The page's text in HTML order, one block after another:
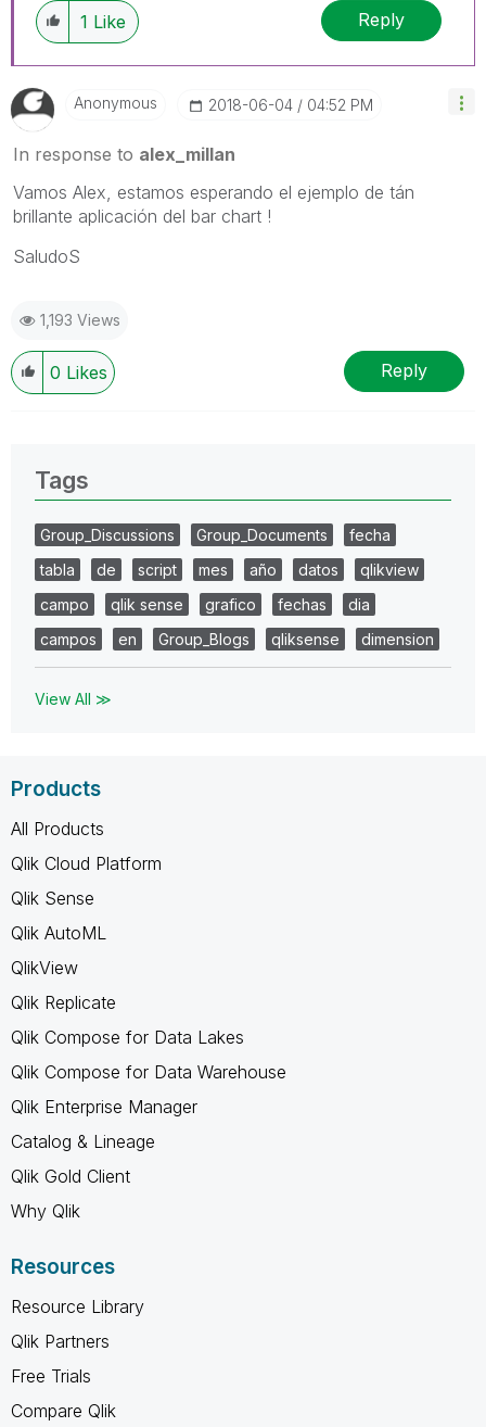
1 Like Reply
Anonymous ‎2018-06-04 04:52 PM
In response to alex_millan
Vamos Alex, estamos esperando el ejemplo de tán
brillante aplicación del bar chart !
SaludoS
1,193 Views
0 Likes Reply
Tags
Group_Discussions Group_Documents
fecha
tabla
de script mes año datos
qlikview
campo
qlik sense grafico fechas
dia
campos
en Group_Blogs qliksense dimension
View All ≫
Products
All Products
Qlik Cloud Platform
Qlik Sense
Qlik AutoML
QlikView
Qlik Replicate
Qlik Compose for Data Lakes
Qlik Compose for Data Warehouse
Qlik Enterprise Manager
Catalog & Lineage
Qlik Gold Client
Why Qlik
Resources
Resource Library
Qlik Partners
Free Trials
Compare Qlik